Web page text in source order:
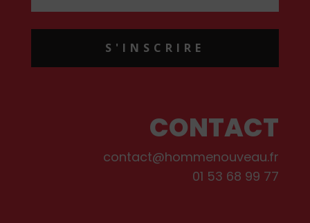
S'INSCRIRE
CONTACT
contact@hommenouveau.fr
01 53 68 99 77